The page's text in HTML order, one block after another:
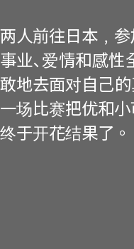
两人前往日本﹐
事业､爱情和感性
敢地去面对自己
一场比赛把优和
终于开花结果了。